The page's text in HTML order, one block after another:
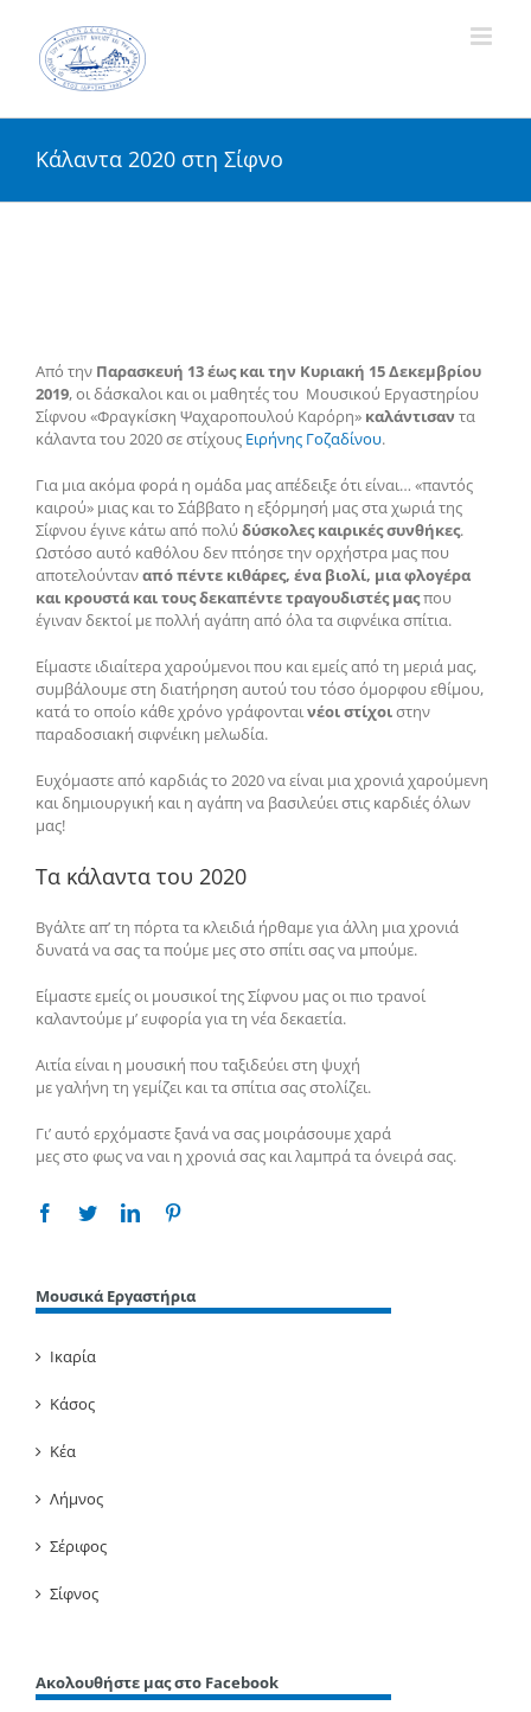
content
Κάλαντα 2020 στη Σίφνο
Από την Παρασκευή 13 έως και την Κυριακή 15 Δεκεμβρίου
2019, οι δάσκαλοι και οι μαθητές του Μουσικού Εργαστηρίου
Σίφνου «Φραγκίσκη Ψαχαροπουλού Καρόρη» καλάντισαντα
κάλαντα του 2020 σε στίχους Ειρήνης Γοζαδίνου.
Για μια ακόμα φορά η ομάδα μας απέδειξε ότι είναι… «παντός
καιρού» μιας και το Σάββατο η εξόρμησή μας στα χωριά της
Σίφνου έγινε κάτω από πολύδύσκολες καιρικές συνθήκες.
Ωστόσο αυτό καθόλου δεν πτόησε την ορχήστρα μας που
αποτελούνταναπό πέντε κιθάρες, ένα βιολί, μια φλογέρα
και κρουστά και τους δεκαπέντε τραγουδιστές μαςπου
έγιναν δεκτοί με πολλή αγάπη από όλα τα σιφνέικα σπίτια.
Είμαστε ιδιαίτερα χαρούμενοι που και εμείς από τη μεριά μας,
συμβάλουμε στη διατήρηση αυτού του τόσο όμορφου εθίμου,
κατά το οποίο κάθε χρόνο γράφονταινέοι στίχοιστην
παραδοσιακή σιφνέικη μελωδία.
Ευχόμαστε από καρδιάς το 2020 να είναι μια χρονιά χαρούμενη
και δημιουργική και η αγάπη να βασιλεύει στις καρδιές όλων
μας!
Τα κάλαντα του 2020
Βγάλτε απ’ τη πόρτα τα κλειδιά ήρθαμε για άλλη μια χρονιά
δυνατά να σας τα πούμε μες στο σπίτι σας να μπούμε.
Είμαστε εμείς οι μουσικοί της Σίφνου μας οι πιο τρανοί
καλαντούμε μ’ ευφορία για τη νέα δεκαετία.
Αιτία είναι η μουσική που ταξιδεύει στη ψυχή
με γαλήνη τη γεμίζει και τα σπίτια σας στολίζει.
Γι’ αυτό ερχόμαστε ξανά να σας μοιράσουμε χαρά
μες στο φως να ναι η χρονιά σας και λαμπρά τα όνειρά σας.
Facebook
TwitterLinkedin
Μουσικά Εργαστήρια
Ικαρία
Κάσος
Κέα
Λήμνος
Σέριφος
Σίφνος
Ακολουθήστε μας στο Facebook